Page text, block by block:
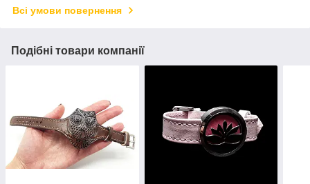
Всі умови повернення
Подібні товари компанії